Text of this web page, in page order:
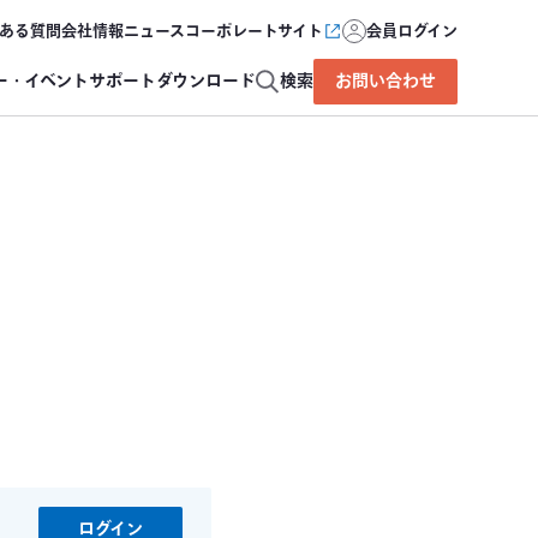
る質問会社情報ニュースコーポレートサイト 会員ログイン
・イベントサポートダウンロード 検索 お問い合わせ
ログイン